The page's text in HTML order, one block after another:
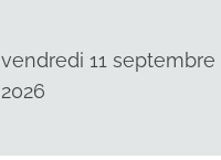
vendredi 11 septembre
2026